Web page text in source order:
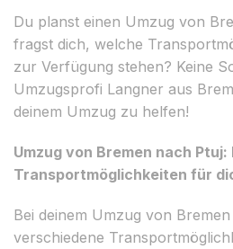
Du planst einen Umzug von
fragst dich, welche
zur Verfügung stehen? Keine
Umzugsprofi Langner aus
deinem Umzug zu helfen!
Umzug von Bremen nach Ptuj:
Transportmöglichkeiten für
Bei deinem Umzug von
verschiedene